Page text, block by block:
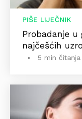
PIŠE LIJEČNIK
Probadanje u
najčešćih
5 min čitanja